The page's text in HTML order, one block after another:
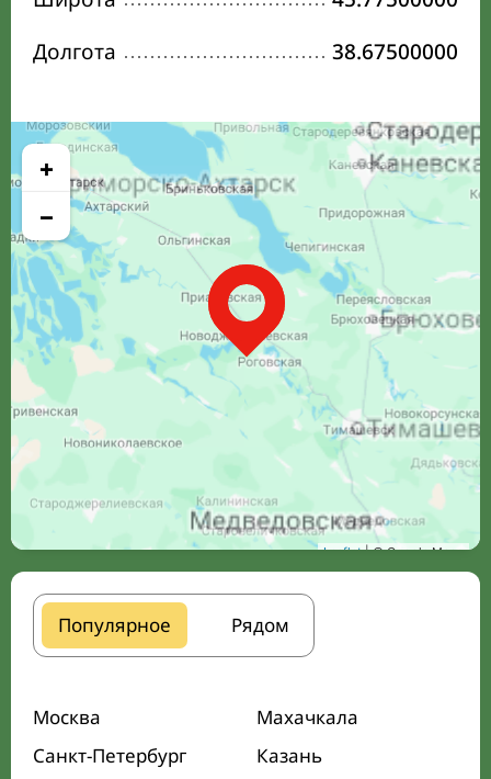
Долгота
38.67500000
+
−
Leaflet| © Google Maps
Популярное Рядом
Москва
Махачкала
Санкт-Петербург
Казань